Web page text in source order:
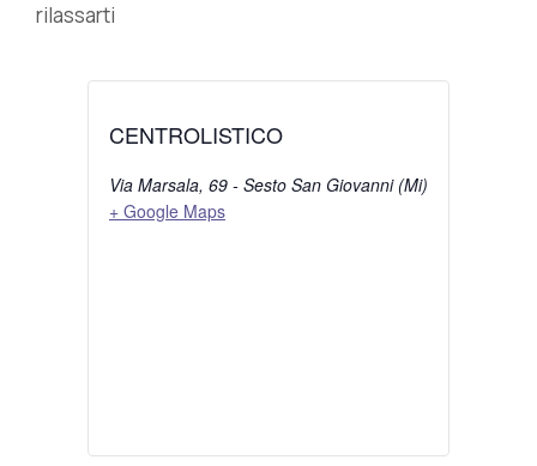
rilassarti
CENTROLISTICO
Via Marsala, 69 - Sesto San Giovanni (Mi)
+ Google Maps